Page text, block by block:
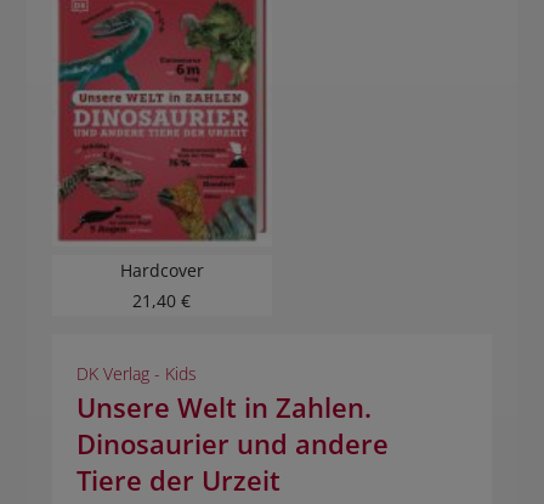
Hardcover
21,40 €
DK Verlag - Kids
Unsere Welt in Zahlen.
Dinosaurier und andere
Tiere der Urzeit